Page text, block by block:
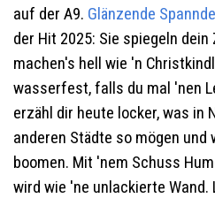
auf der A9. Glänzende
der Hit 2025: Sie spiegeln
machen's hell wie 'n
wasserfest, falls du mal 'nen
erzähl dir heute locker, was in
anderen Städte so mögen und
boomen. Mit 'nem Schuss
wird wie 'ne unlackierte Wand.